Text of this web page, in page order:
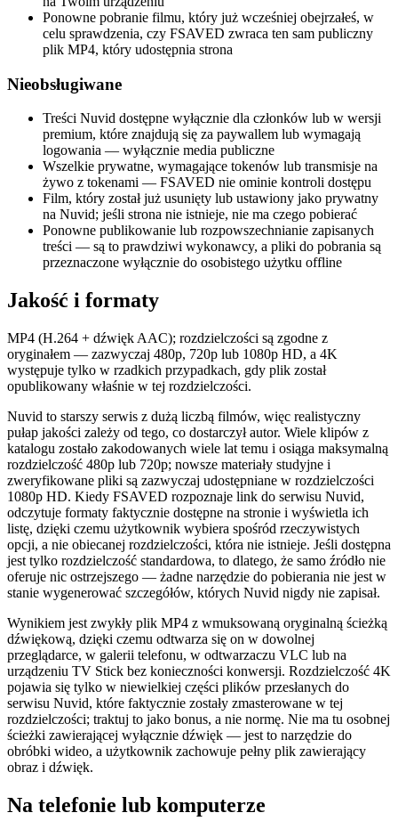
Ponowne pobranie filmu, który już wcześniej obejrzałeś, w
celu sprawdzenia, czy FSAVED zwraca ten sam publiczny
plik MP4, który udostępnia strona
Nieobsługiwane
Treści Nuvid dostępne wyłącznie dla członków lub w wersji
premium, które znajdują się za paywallem lub wymagają
logowania — wyłącznie media publiczne
Wszelkie prywatne, wymagające tokenów lub transmisje na
żywo z tokenami — FSAVED nie ominie kontroli dostępu
Film, który został już usunięty lub ustawiony jako prywatny
na Nuvid; jeśli strona nie istnieje, nie ma czego pobierać
Ponowne publikowanie lub rozpowszechnianie zapisanych
treści — są to prawdziwi wykonawcy, a pliki do pobrania są
przeznaczone wyłącznie do osobistego użytku offline
Jakość i formaty
MP4 (H.264 + dźwięk AAC); rozdzielczości są zgodne z
oryginałem — zazwyczaj 480p, 720p lub 1080p HD, a 4K
występuje tylko w rzadkich przypadkach, gdy plik został
opublikowany właśnie w tej rozdzielczości.
Nuvid to starszy serwis z dużą liczbą filmów, więc realistyczny
pułap jakości zależy od tego, co dostarczył autor. Wiele klipów z
katalogu zostało zakodowanych wiele lat temu i osiąga maksymalną
rozdzielczość 480p lub 720p; nowsze materiały studyjne i
zweryfikowane pliki są zazwyczaj udostępniane w rozdzielczości
1080p HD. Kiedy FSAVED rozpoznaje link do serwisu Nuvid,
odczytuje formaty faktycznie dostępne na stronie i wyświetla ich
listę, dzięki czemu użytkownik wybiera spośród rzeczywistych
opcji, a nie obiecanej rozdzielczości, która nie istnieje. Jeśli dostępna
jest tylko rozdzielczość standardowa, to dlatego, że samo źródło nie
oferuje nic ostrzejszego — żadne narzędzie do pobierania nie jest w
stanie wygenerować szczegółów, których Nuvid nigdy nie zapisał.
Wynikiem jest zwykły plik MP4 z wmuksowaną oryginalną ścieżką
dźwiękową, dzięki czemu odtwarza się on w dowolnej
przeglądarce, w galerii telefonu, w odtwarzaczu VLC lub na
urządzeniu TV Stick bez konieczności konwersji. Rozdzielczość 4K
pojawia się tylko w niewielkiej części plików przesłanych do
serwisu Nuvid, które faktycznie zostały zmasterowane w tej
rozdzielczości; traktuj to jako bonus, a nie normę. Nie ma tu osobnej
ścieżki zawierającej wyłącznie dźwięk — jest to narzędzie do
obróbki wideo, a użytkownik zachowuje pełny plik zawierający
obraz i dźwięk.
Na telefonie lub komputerze